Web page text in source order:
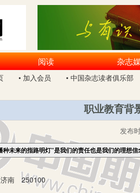
阅读 杂志
• 加入会员 • 中国杂志读者俱乐部
职业教育背
发布
种未来的指路明灯”是我们的责任也是我们的理想信
南 250100